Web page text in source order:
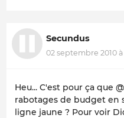
Secundus
02 septembre 2010 à
Heu... C'est pour ça que
rabotages de budget en
ligne jaune ? Pour voir